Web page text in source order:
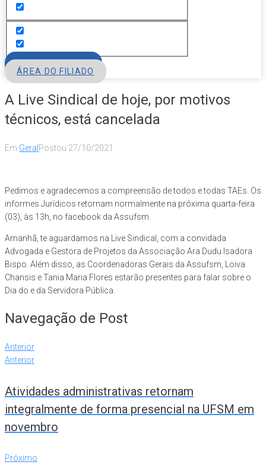
ÁREA DO FILIADO
A Live Sindical de hoje, por motivos
técnicos, está cancelada
Em Geral Postou 27/10/2021
Pedimos e agradecemos a compreensão de todos e todas TAEs. Os
informes Jurídicos retornam normalmente na próxima quarta-feira
(03), às 13h, no facebook da Assufsm.
Amanhã, te aguardamos na Live Sindical, com a convidada
Advogada e Gestora de Projetos da Associação Ara Dudu Isadora
Bispo. Além disso, as Coordenadoras Gerais da Assufsm, Loiva
Chansis e Tania Maria Flores estarão presentes para falar sobre o
Dia do e da Servidora Pública.
Navegação de Post
Anterior
Anterior
Atividades administrativas retornam
integralmente de forma presencial na UFSM em
novembro
Próximo